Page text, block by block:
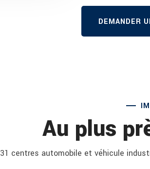
DEMANDER
Au plus
31 centres automobile et véhicule